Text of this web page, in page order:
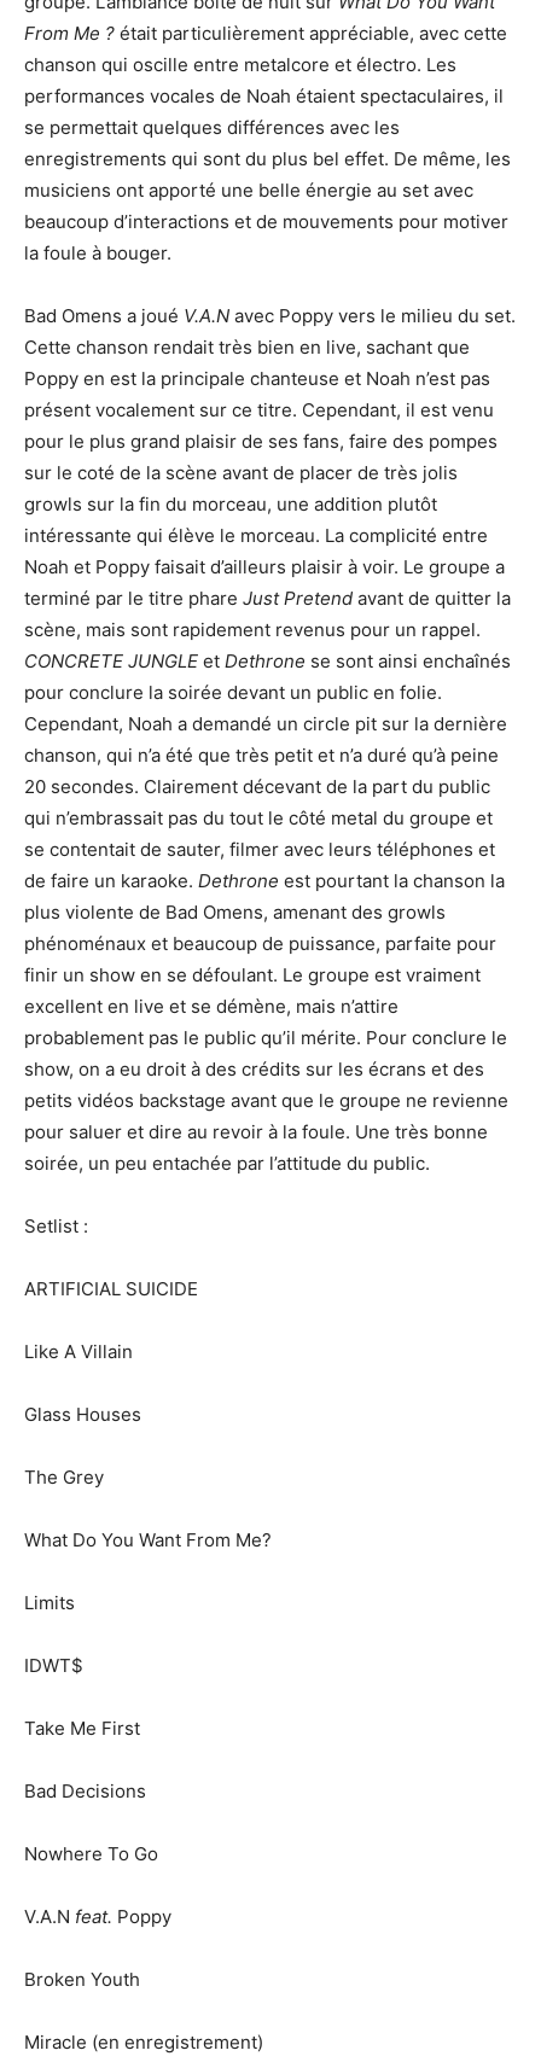
From Me ? était particulièrement appréciable, avec cette
chanson qui oscille entre metalcore et électro. Les
performances vocales de Noah étaient spectaculaires, il
se permettait quelques différences avec les
enregistrements qui sont du plus bel effet. De même, les
musiciens ont apporté une belle énergie au set avec
beaucoup d’interactions et de mouvements pour motiver
la foule à bouger.
Bad Omens a joué V.A.N avec Poppy vers le milieu du set.
Cette chanson rendait très bien en live, sachant que
Poppy en est la principale chanteuse et Noah n’est pas
présent vocalement sur ce titre. Cependant, il est venu
pour le plus grand plaisir de ses fans, faire des pompes
sur le coté de la scène avant de placer de très jolis
growls sur la fin du morceau, une addition plutôt
intéressante qui élève le morceau. La complicité entre
Noah et Poppy faisait d’ailleurs plaisir à voir. Le groupe a
terminé par le titre phare Just Pretend avant de quitter la
scène, mais sont rapidement revenus pour un rappel.
CONCRETE JUNGLE et Dethrone se sont ainsi enchaînés
pour conclure la soirée devant un public en folie.
Cependant, Noah a demandé un circle pit sur la dernière
chanson, qui n’a été que très petit et n’a duré qu’à peine
20 secondes. Clairement décevant de la part du public
qui n’embrassait pas du tout le côté metal du groupe et
se contentait de sauter, filmer avec leurs téléphones et
de faire un karaoke. Dethrone est pourtant la chanson la
plus violente de Bad Omens, amenant des growls
phénoménaux et beaucoup de puissance, parfaite pour
finir un show en se défoulant. Le groupe est vraiment
excellent en live et se démène, mais n’attire
probablement pas le public qu’il mérite. Pour conclure le
show, on a eu droit à des crédits sur les écrans et des
petits vidéos backstage avant que le groupe ne revienne
pour saluer et dire au revoir à la foule. Une très bonne
soirée, un peu entachée par l’attitude du public.
Setlist :
ARTIFICIAL SUICIDE
Like A Villain
Glass Houses
The Grey
What Do You Want From Me?
Limits
IDWT$
Take Me First
Bad Decisions
Nowhere To Go
V.A.N feat. Poppy
Broken Youth
Miracle (en enregistrement)